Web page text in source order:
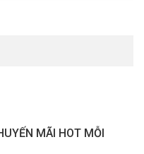
MÃI HOT MỖI